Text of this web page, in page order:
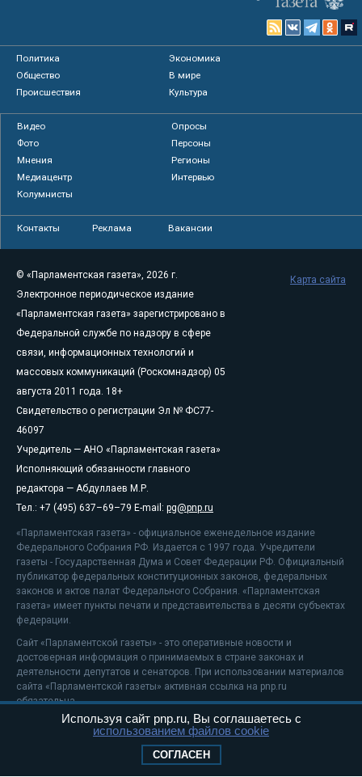
Политика
Экономика
Общество
В мире
Происшествия
Культура
Видео
Опросы
Фото
Персоны
Мнения
Регионы
Медиацентр
Интервью
Колумнисты
Контакты Реклама Вакансии
© «Парламентская газета», 2026 г.
Электронное периодическое издание
«Парламентская газета» зарегистрировано в
Федеральной службе по надзору в сфере
связи, информационных технологий и
массовых коммуникаций (Роскомнадзор) 05
августа 2011 года. 18+
Свидетельство о регистрации Эл № ФС77-
46097
Учредитель — АНО «Парламентская газета»
Исполняющий обязанности главного
редактора — Абдуллаев М.Р.
Тел.: +7 (495) 637–69–79 E-mail: pg@pnp.ru
«Парламентская газета» - официальное еженедельное издание
Федерального Собрания РФ. Издается с 1997 года. Учредители
газеты - Государственная Дума и Совет Федерации РФ. Официальный
публикатор федеральных конституционных законов, федеральных
законов и актов палат Федерального Собрания. «Парламентская
газета» имеет пункты печати и представительства в десяти субъектах
федерации.
Сайт «Парламентской газеты» - это оперативные новости и
достоверная информация о принимаемых в стране законах и
деятельности депутатов и сенаторов. При использовании материалов
сайта «Парламентской газеты» активная ссылка на pnp.ru
обязательна.
На информационном ресурсе применяютсярекомендательные
Положение о защите персональных данных
Карта сайта
Используя сайт pnp.ru, Вы соглашаетесь с
использованием файлов cookie
СОГЛАСЕН